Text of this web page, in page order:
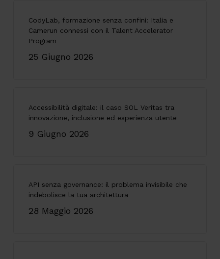
CodyLab, formazione senza confini: Italia e
Camerun connessi con il Talent Accelerator
Program
25 Giugno 2026
Accessibilità digitale: il caso SOL Veritas tra
innovazione, inclusione ed esperienza utente
9 Giugno 2026
API senza governance: il problema invisibile che
indebolisce la tua architettura
28 Maggio 2026